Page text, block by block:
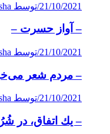
21/10/2021
/توسط jalal malaksha
– آواز حسرت –
21/10/2021
/توسط jalal malaksha
– مردم شعر
21/10/2021
/توسط jalal malaksha
– یك اتفاق، در